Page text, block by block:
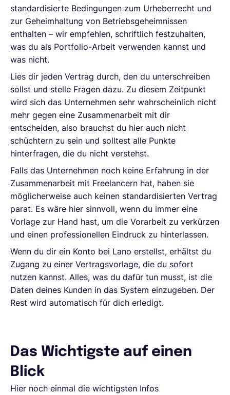
standardisierte Bedingungen zum Urheberrecht und
zur Geheimhaltung von Betriebsgeheimnissen
enthalten – wir empfehlen, schriftlich festzuhalten,
was du als Portfolio-Arbeit verwenden kannst und
was nicht.
Lies dir jeden Vertrag durch, den du unterschreiben
sollst und stelle Fragen dazu. Zu diesem Zeitpunkt
wird sich das Unternehmen sehr wahrscheinlich nicht
mehr gegen eine Zusammenarbeit mit dir
entscheiden, also brauchst du hier auch nicht
schüchtern zu sein und solltest alle Punkte
hinterfragen, die du nicht verstehst.
Falls das Unternehmen noch keine Erfahrung in der
Zusammenarbeit mit Freelancern hat, haben sie
möglicherweise auch keinen standardisierten Vertrag
parat. Es wäre hier sinnvoll, wenn du immer eine
Vorlage zur Hand hast, um die Vorarbeit zu verkürzen
und einen professionellen Eindruck zu hinterlassen.
Wenn du dir ein Konto bei Lano erstellst, erhältst du
Zugang zu einer Vertragsvorlage, die du sofort
nutzen kannst. Alles, was du dafür tun musst, ist die
Daten deines Kunden in das System einzugeben. Der
Rest wird automatisch für dich erledigt.
Das Wichtigste auf einen
Blick
Hier noch einmal die wichtigsten Infos